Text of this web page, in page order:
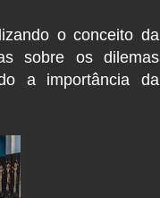
o conceito da
sobre os dilemas
a importância da